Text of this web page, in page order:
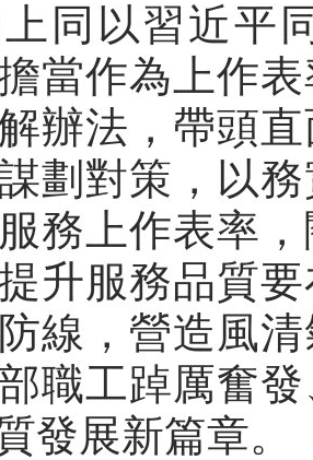
同以習近平
當作為上作
辦法，帶頭
劃對策，以
務上作表率
升服務品質
線，營造風
職工踔厲奮
發展新篇章。